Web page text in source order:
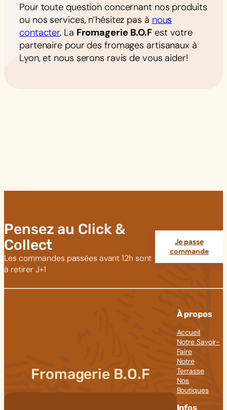
Pour toute question concernant nos produits
ou nos services, n’hésitez pas à nous
contacter. La Fromagerie B.O.F est votre
partenaire pour des fromages artisanaux à
Lyon, et nous serons ravis de vous aider!
Pensez au Click &
Collect
Les commandes passées avant 12h sont
à retirer J+1
Je passe
commande
Fromagerie B.O.F
À propos
Accueil
Notre Savoir-
Faire
Notre
Terrasse
Nos
Boutiques
Infos